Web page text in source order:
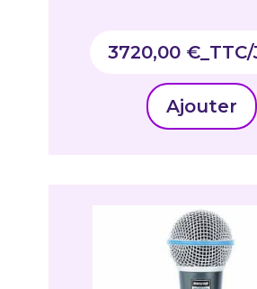
3720,00 €_TTC
Ajouter